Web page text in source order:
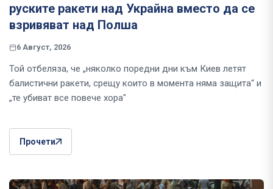
руските ракети над Украйна вместо да се
взривяват над Полша
6 Август, 2026
Той отбеляза, че „няколко поредни дни към Киев летят
балистични ракети, срещу които в момента няма защита“ и
„те убиват все повече хора"
Прочети